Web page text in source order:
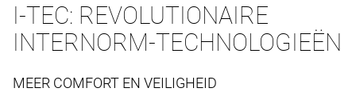
I-TEC: REVOLUTIONAIRE
INTERNORM-TECHNOLOGIEËN
MEER COMFORT EN VEILIGHEID